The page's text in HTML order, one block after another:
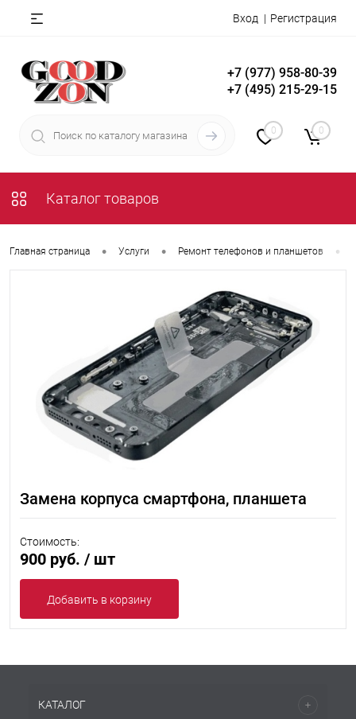
Вход Регистрация
+7 (977) 958-80-39
+7 (495) 215-29-15
0 0
Каталог товаров
Главная страница • Услуги • Ремонт телефонов и планшетов •
Замена корпуса смартфона, планшета
Стоимость:
900 руб. / шт
Добавить в корзину
КАТАЛОГ